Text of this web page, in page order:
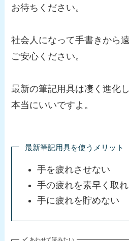
お待ちください。
社会人になって手書きから
ご安心ください。
最新の筆記用具は凄く進化
本当にいいですよ。
最新筆記用具を使うメリット
手を疲れさせない
手の疲れを素早く取
手に疲れを貯めない
あわせて読みたい